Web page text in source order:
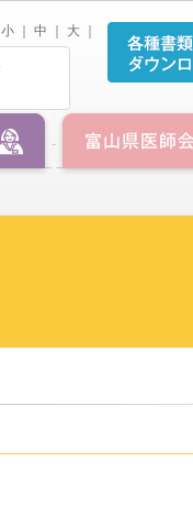
小 中 大